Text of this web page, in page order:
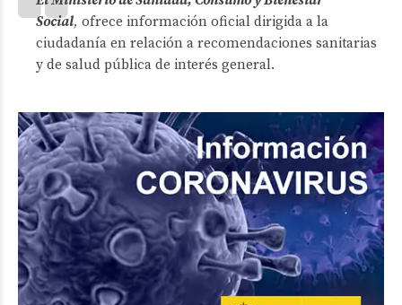
Social, ofrece información oficial dirigida a la
ciudadanía en relación a recomendaciones sanitarias
y de salud pública de interés general.